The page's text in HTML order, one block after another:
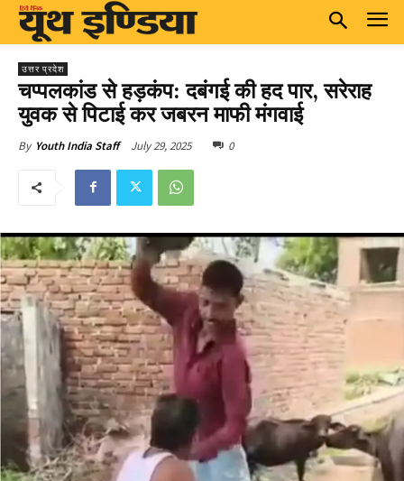
उत्तर प्रदेश
चप्पलकांड से हड़कंप: दबंगई की हद पार, सरेराह
युवक से पिटाई कर जबरन माफी मंगवाई
By Youth India Staff July 29, 2025 0